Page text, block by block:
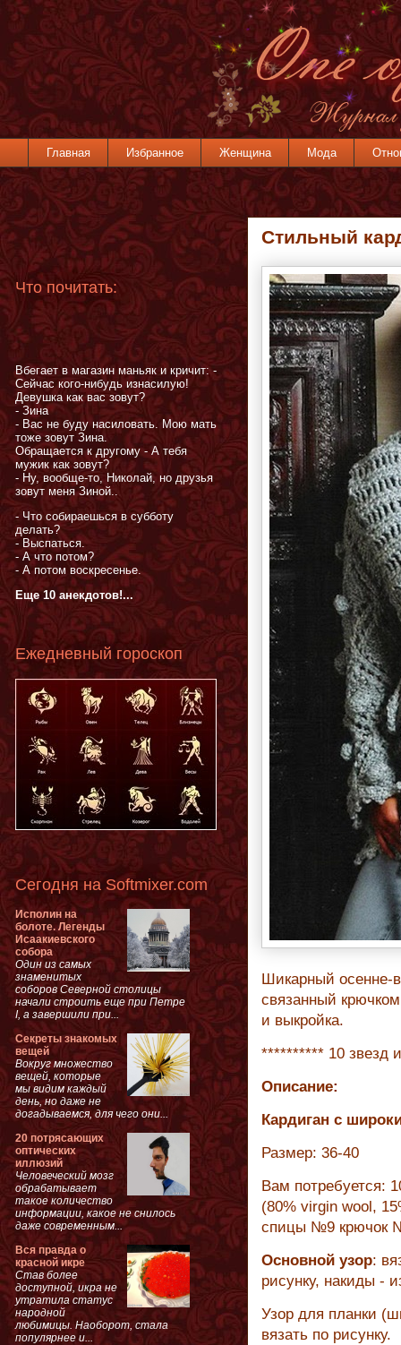
Главная Избранное Женщина Мода
Стильный
Шикарный осенне-
связанный
и выкройка.
********** 10 звезд
Описание:
Кардиган с
Размер: 36-40
Вам потребуется:
(80% virgin wool,
спицы №9 крючок
Основной узор:
рисунку, накиды -
Узор для планки
вязать по рисунку.
Что почитать:
Вбегает в магазин маньяк и кричит: -
Сейчас кого-нибудь изнасилую!
Девушка как вас зовут?
- Зина
- Вас не буду насиловать. Мою мать
тоже зовут Зина.
Обращается к другому - А тебя
мужик как зовут?
- Ну, вообще-то, Николай, но друзья
зовут меня Зиной..
- Что собираешься в субботу
делать?
- Выспаться.
- А что потом?
- А потом воскресенье.
Еще 10 анекдотов!...
Ежедневный гороскоп
Сегодня на Softmixer.com
Исполин на
болоте. Легенды
Исаакиевского
собора
Один из самых
знаменитых
соборов Северной столицы
начали строить еще при Петре
I, а завершили при...
Секреты знакомых
вещей
Вокруг множество
вещей, которые
мы видим каждый
день, но даже не
догадываемся, для чего они...
20 потрясающих
оптических
иллюзий
Человеческий мозг
обрабатывает
такое количество
информации, какое не снилось
даже современным...
Вся правда о
красной икре
Став более
доступной, икра не
утратила статус
народной
любимицы. Наоборот, стала
популярнее и...